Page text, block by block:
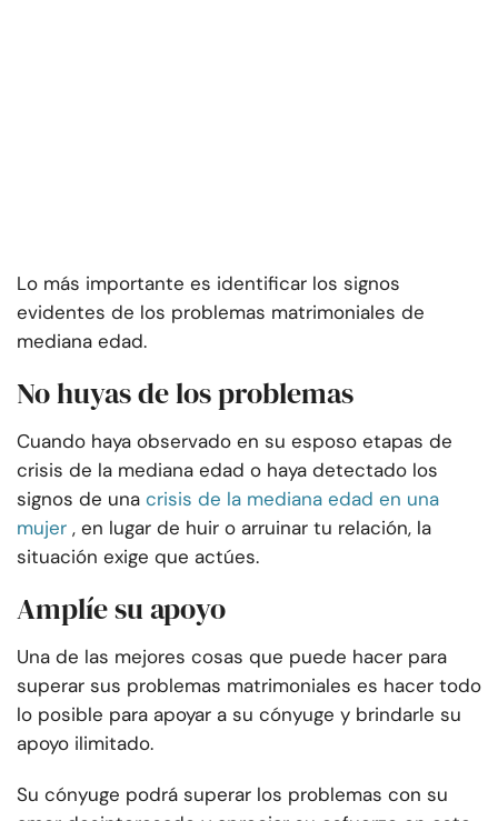
Lo más importante es identificar los signos
evidentes de los problemas matrimoniales de
mediana edad.
No huyas de los problemas
Cuando haya observado en su esposo etapas de
crisis de la mediana edad o haya detectado los
signos de una crisis de la mediana edad en una
mujer , en lugar de huir o arruinar tu relación, la
situación exige que actúes.
Amplíe su apoyo
Una de las mejores cosas que puede hacer para
superar sus problemas matrimoniales es hacer todo
lo posible para apoyar a su cónyuge y brindarle su
apoyo ilimitado.
Su cónyuge podrá superar los problemas con su